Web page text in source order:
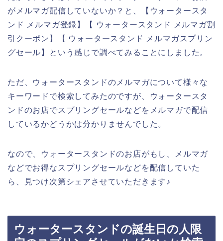
がメルマガ配信していないか？と、【ウォータースタ
ンド メルマガ登録】【 ウォータースタンド メルマガ割
引クーポン】【 ウォータースタンド メルマガスプリン
グセール】という感じで調べてみることにしました。
ただ、ウォータースタンドのメルマガについて様々な
キーワードで検索してみたのですが、ウォータースタ
ンドのお店でスプリングセールなどをメルマガで配信
しているかどうかは分かりませんでした。
なので、ウォータースタンドのお店がもし、メルマガ
などでお得なスプリングセールなどを配信していた
ら、見つけ次第シェアさせていただきます♪
ウォータースタンドの誕生日の人限